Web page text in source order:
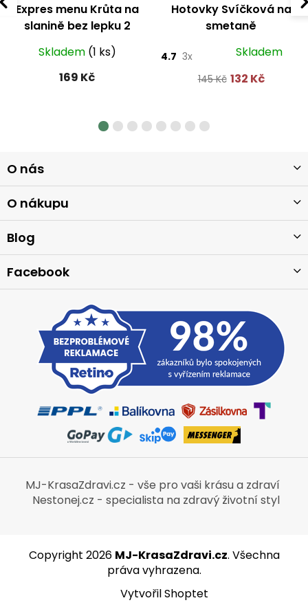
Expres menu Krůta na
slanině bez lepku 2
porce
Skladem (1 ks)
169 Kč
Hotovky Svíčková na
smetaně
4.7 3x Skladem
145 Kč 132 Kč
á
p
a
t
O nás
O nákupu
Blog
Facebook
MJ-KrasaZdravi.cz - vše pro vaši krásu a zdraví
Nestonej.cz - specialista na zdravý životní styl
Vytvořil Shoptet
Copyright 2026 MJ-KrasaZdravi.cz. Všechna
práva vyhrazena.